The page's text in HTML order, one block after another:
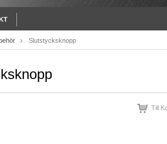
Slutstycksknopp
Till